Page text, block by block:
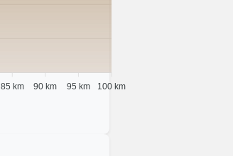
85 km 90 km 95 km 100 km